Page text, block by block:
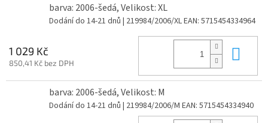
barva: 2006-šedá, Velikost: XL
Dodání do 14-21 dnů | 219984/2006/XLEAN: 5715454334964
1 029 Kč
850,41 Kč bez DPH
barva: 2006-šedá, Velikost: M
Dodání do 14-21 dnů | 219984/2006/M EAN: 5715454334940